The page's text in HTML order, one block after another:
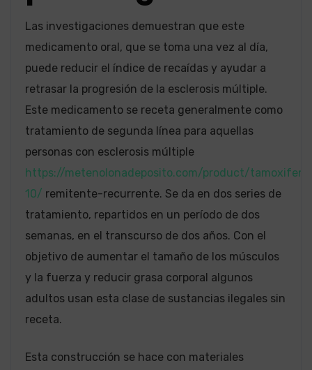
Las investigaciones demuestran que este
medicamento oral, que se toma una vez al día,
puede reducir el índice de recaídas y ayudar a
retrasar la progresión de la esclerosis múltiple.
Este medicamento se receta generalmente como
tratamiento de segunda línea para aquellas
personas con esclerosis múltiple
https://metenolonadeposito.com/product/
10/ remitente-recurrente. Se da en dos series de
tratamiento, repartidos en un período de dos
semanas, en el transcurso de dos años. Con el
objetivo de aumentar el tamaño de los músculos
y la fuerza y reducir grasa corporal algunos
adultos usan esta clase de sustancias ilegales sin
receta.
Esta construcción se hace con materiales